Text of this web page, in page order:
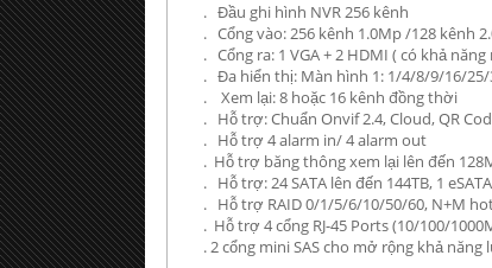
. Đầu ghi hình NVR 256 kênh
. Cổng vào: 256 kênh 1.0Mp /128 kênh
. Cổng ra: 1 VGA + 2 HDMI ( có khả
. Đa hiển thị: Màn hình 1: 1/4/8/9/16/
. Xem lại: 8 hoặc 16 kênh đồng thời
. Hỗ trợ: Chuẩn Onvif 2.4, Cloud, QR
. Hỗ trợ 4 alarm in/ 4 alarm out
. Hỗ trợ băng thông xem lại lên đến
. Hỗ trợ: 24 SATA lên đến 144TB, 1
. Hỗ trợ RAID 0/1/5/6/10/50/60, N+M
. Hỗ trợ 4 cổng RJ-45 Ports (10/100/
. 2 cổng mini SAS cho mở rộng khả